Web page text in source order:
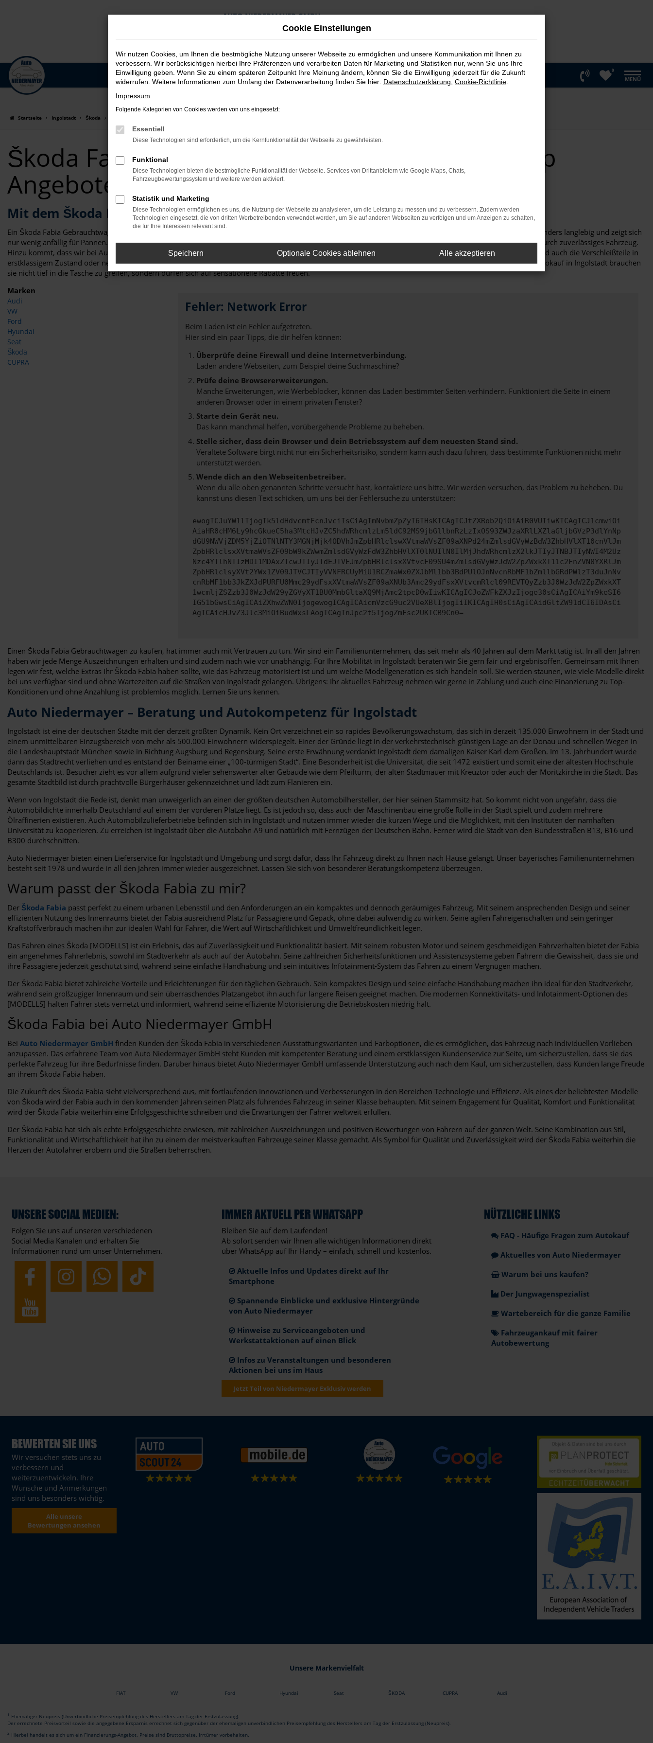
Zum
Hauptinhalt
springen
AUTO NIEDERMAYER GMBH
Preiswerte Angebote
0
MENÜ
Startseite Ingolstadt Škoda
Škoda Fabia für Ingolstadt Gebrauchtwagen Top
Angebote
Mit dem Škoda Fabia Gebrauchtwagen unterwegs in Ingolstadt
Ein Škoda Fabia Gebrauchtwagen ist gleich in mehrerlei Hinsicht die perfekte Wahl für Ingolstadt. An erster Stelle steht die Qualität: der Škoda Fabia gilt als besonders langlebig und zeigt sich
nur wenig anfällig für Pannen. Zu Reparaturen kommt es nur selten und so erwerben Sie mit einem Škoda Fabia Gebrauchtwagen für Ingolstadt ein durch und durch zuverlässiges Fahrzeug.
Hinzu kommt, dass wir bei Auto Niedermayer jedes gebrauchte Fahrzeug einer umfangreichen Kontrolle unterziehen. Nur, wenn wirklich jedes Details stimmt und auch die Verschleißteile in
erstklassigem Zustand oder neu sind, gelangt das Modell in den Verkauf. Ein weiteres Argument für den Škoda Fabia Gebrauchtwagen ist der Preis. Für Ihren Autokauf in Ingolstadt brauchen
sie nicht tief in die Tasche zu greifen, sondern dürfen sich auf sensationelle Rabatte freuen.
Marken
Audi
VW
Ford
Hyundai
Seat
Škoda
CUPRA
Fehler: Network Error
Beim Laden ist ein Fehler aufgetreten.
Hier sind ein paar Tipps, die dir helfen können:
Überprüfe deine Firewall und deine Internetverbindung.
Laden andere Webseiten, zum Beispiel deine Suchmaschine?
Prüfe deine Browsererweiterungen.
Manche Erweiterungen, wie Werbeblocker, können das Laden bestimmter Seiten verhindern. Funktioniert die Seite in einem
anderen Browser oder in einem privaten Fenster?
Starte dein Gerät neu.
Das kann manchmal helfen, vorübergehende Probleme zu beheben.
Stelle sicher, dass dein Browser und dein Betriebssystem auf dem neuesten Stand sind.
Veraltete Software birgt nicht nur ein Sicherheitsrisiko, sondern kann auch dazu führen, dass bestimmte Funktionen nicht mehr
unterstützt werden.
Wende dich an den Webseitenbetreiber.
Wenn du alle oben genannten Schritte versucht hast, kontaktiere uns bitte. Wir werden versuchen, das Problem zu beheben. Du
kannst uns diesen Text schicken, um uns bei der Fehlersuche zu unterstützen:
ewogICJuYW1lIjogIk5ldHdvcmtFcnJvciIsCiAgImNvbmZpZyI6IHsKICAgICJtZXRob2QiOiAiR0VUIiwKICAgICJ1cmwiOi
AiaHR0cHM6Ly9hcGkueC5ha3MtcHJvZC5hdWRhcmlzLm5ldC92MS9jbGllbnRzLzIxOS93ZWJzaXRlLXZlaGljbGVzP3dlYnNp
dGU9NWVjZDM5YjZiOTNlNTY3MGNjMjk4ODVhJmZpbHRlclswXVtmaWVsZF09aXNPd24mZmlsdGVyWzBdW3ZhbHVlXT10cnVlJm
ZpbHRlclsxXVtmaWVsZF09bW9kZWwmZmlsdGVyWzFdW3ZhbHVlXT0lNUIlN0IlMjJhdWRhcmlzX2lkJTIyJTNBJTIyNWI4M2Uz
Nzc4YTlhNTIzMDI1MDAxZTcwJTIyJTdEJTVEJmZpbHRlclsxXVtvcF09SU4mZmlsdGVyWzJdW2ZpZWxkXT11c2FnZVN0YXRlJm
ZpbHRlclsyXVt2YWx1ZV09JTVCJTIyVVNFRCUyMiU1RCZmaWx0ZXJbMl1bb3BdPUlOJnNvcnRbMF1bZmllbGRdPWlzT3duJnNv
cnRbMF1bb3JkZXJdPURFU0Mmc29ydFsxXVtmaWVsZF09aXNUb3Amc29ydFsxXVtvcmRlcl09REVTQyZzb3J0WzJdW2ZpZWxkXT
1wcmljZSZzb3J0WzJdW29yZGVyXT1BU0MmbGltaXQ9MjAmc2tpcD0wIiwKICAgICJoZWFkZXJzIjoge30sCiAgICAiYm9keSI6
IG51bGwsCiAgICAiZXhwZWN0IjogewogICAgICAicmVzcG9uc2VUeXBlIjogIiIKICAgIH0sCiAgICAidGltZW91dCI6IDAsCi
AgICAicHJvZ3Jlc3MiOiBudWxsLAogICAgInJpc2t5IjogZmFsc2UKICB9Cn0=
Einen Škoda Fabia Gebrauchtwagen zu kaufen, hat immer auch mit Vertrauen zu tun. Wir sind ein Familienunternehmen, das seit mehr als 40 Jahren auf dem Markt tätig ist. In all den Jahren
haben wir jede Menge Auszeichnungen erhalten und sind zudem nach wie vor unabhängig. Für Ihre Mobilität in Ingolstadt beraten wir Sie gern fair und ergebnisoffen. Gemeinsam mit Ihnen
legen wir fest, welche Extras Ihr Škoda Fabia haben sollte, wie das Fahrzeug motorisiert ist und um welche Modellgeneration es sich handeln soll. Sie werden staunen, wie viele Modelle direkt
bei uns verfügbar sind und ohne Wartezeiten auf die Straßen von Ingolstadt gelangen. Übrigens: Ihr aktuelles Fahrzeug nehmen wir gerne in Zahlung und auch eine Finanzierung zu Top-
Konditionen und ohne Anzahlung ist problemlos möglich. Lernen Sie uns kennen.
Auto Niedermayer – Beratung und Autokompetenz für Ingolstadt
Ingolstadt ist eine der deutschen Städte mit der derzeit größten Dynamik. Kein Ort verzeichnet ein so rapides Bevölkerungswachstum, das sich in derzeit 135.000 Einwohnern in der Stadt und
einem unmittelbaren Einzugsbereich von mehr als 500.000 Einwohnern widerspiegelt. Einer der Gründe liegt in der verkehrstechnisch günstigen Lage an der Donau und schnellen Wegen in
die Landeshauptstadt München sowie in Richtung Augsburg und Regensburg. Seine erste Erwähnung verdankt Ingolstadt dem damaligen Kaiser Karl dem Großen. Im 13. Jahrhundert wurde
dann das Stadtrecht verliehen und es entstand der Beiname einer „100-türmigen Stadt“. Eine Besonderheit ist die Universität, die seit 1472 existiert und somit eine der ältesten Hochschule
Deutschlands ist. Besucher zieht es vor allem aufgrund vieler sehenswerter alter Gebäude wie dem Pfeifturm, der alten Stadtmauer mit Kreuztor oder auch der Moritzkirche in die Stadt. Das
gesamte Stadtbild ist durch prachtvolle Bürgerhäuser gekennzeichnet und lädt zum Flanieren ein.
Wenn von Ingolstadt die Rede ist, denkt man unweigerlich an einen der größten deutschen Automobilhersteller, der hier seinen Stammsitz hat. So kommt nicht von ungefähr, dass die
Automobildichte innerhalb Deutschland auf einem der vorderen Plätze liegt. Es ist jedoch so, dass auch der Maschinenbau eine große Rolle in der Stadt spielt und zudem mehrere
Ölraffinerien existieren. Auch Automobilzulieferbetriebe befinden sich in Ingolstadt und nutzen immer wieder die kurzen Wege und die Möglichkeit, mit den Instituten der namhaften
Universität zu kooperieren. Zu erreichen ist Ingolstadt über die Autobahn A9 und natürlich mit Fernzügen der Deutschen Bahn. Ferner wird die Stadt von den Bundesstraßen B13, B16 und
B300 durchschnitten.
Auto Niedermayer bieten einen Lieferservice für Ingolstadt und Umgebung und sorgt dafür, dass Ihr Fahrzeug direkt zu Ihnen nach Hause gelangt. Unser bayerisches Familienunternehmen
besteht seit 1978 und wurde in all den Jahren immer wieder ausgezeichnet. Lassen Sie sich von besonderer Beratungskompetenz überzeugen.
Warum passt der Škoda Fabia zu mir?
Der Škoda Fabia passt perfekt zu einem urbanen Lebensstil und den Anforderungen an ein kompaktes und dennoch geräumiges Fahrzeug. Mit seinem ansprechenden Design und seiner
effizienten Nutzung des Innenraums bietet der Fabia ausreichend Platz für Passagiere und Gepäck, ohne dabei aufwendig zu wirken. Seine agilen Fahreigenschaften und sein geringer
Kraftstoffverbrauch machen ihn zur idealen Wahl für Fahrer, die Wert auf Wirtschaftlichkeit und Umweltfreundlichkeit legen.
Das Fahren eines Škoda [MODELLS] ist ein Erlebnis, das auf Zuverlässigkeit und Funktionalität basiert. Mit seinem robusten Motor und seinem geschmeidigen Fahrverhalten bietet der Fabia
ein angenehmes Fahrerlebnis, sowohl im Stadtverkehr als auch auf der Autobahn. Seine zahlreichen Sicherheitsfunktionen und Assistenzsysteme geben Fahrern die Gewissheit, dass sie und
ihre Passagiere jederzeit geschützt sind, während seine einfache Handhabung und sein intuitives Infotainment-System das Fahren zu einem Vergnügen machen.
Der Škoda Fabia bietet zahlreiche Vorteile und Erleichterungen für den täglichen Gebrauch. Sein kompaktes Design und seine einfache Handhabung machen ihn ideal für den Stadtverkehr,
während sein großzügiger Innenraum und sein überraschendes Platzangebot ihn auch für längere Reisen geeignet machen. Die modernen Konnektivitäts- und Infotainment-Optionen des
[MODELLS] halten Fahrer stets vernetzt und informiert, während seine effiziente Motorisierung die Betriebskosten niedrig hält.
Škoda Fabia bei Auto Niedermayer GmbH
Bei Auto Niedermayer GmbH finden Kunden den Škoda Fabia in verschiedenen Ausstattungsvarianten und Farboptionen, die es ermöglichen, das Fahrzeug nach individuellen Vorlieben
anzupassen. Das erfahrene Team von Auto Niedermayer GmbH steht Kunden mit kompetenter Beratung und einem erstklassigen Kundenservice zur Seite, um sicherzustellen, dass sie das
perfekte Fahrzeug für ihre Bedürfnisse finden. Darüber hinaus bietet Auto Niedermayer GmbH umfassende Unterstützung auch nach dem Kauf, um sicherzustellen, dass Kunden lange Freude
an ihrem Škoda Fabia haben.
Die Zukunft des Škoda Fabia sieht vielversprechend aus, mit fortlaufenden Innovationen und Verbesserungen in den Bereichen Technologie und Effizienz. Als eines der beliebtesten Modelle
von Škoda wird der Fabia auch in den kommenden Jahren seinen Platz als führendes Fahrzeug in seiner Klasse behaupten. Mit seinem Engagement für Qualität, Komfort und Funktionalität
wird der Škoda Fabia weiterhin eine Erfolgsgeschichte schreiben und die Erwartungen der Fahrer weltweit erfüllen.
Der Škoda Fabia hat sich als echte Erfolgsgeschichte erwiesen, mit zahlreichen Auszeichnungen und positiven Bewertungen von Fahrern auf der ganzen Welt. Seine Kombination aus Stil,
Funktionalität und Wirtschaftlichkeit hat ihn zu einem der meistverkauften Fahrzeuge seiner Klasse gemacht. Als Symbol für Qualität und Zuverlässigkeit wird der Škoda Fabia weiterhin die
Herzen der Autofahrer erobern und die Straßen beherrschen.
UNSERE SOCIAL MEDIEN:
Folgen Sie uns auf unseren verschiedenen
Social Media Kanälen und erhalten Sie
Informationen rund um unser Unternehmen.
IMMER AKTUELL PER WHATSAPP
Bleiben Sie auf dem Laufenden!
Ab sofort senden wir Ihnen alle wichtigen Informationen direkt
über WhatsApp auf Ihr Handy – einfach, schnell und kostenlos.
Aktuelle Infos und Updates direkt auf Ihr
Smartphone
Spannende Einblicke und exklusive Hintergründe
von Auto Niedermayer
Hinweise zu Serviceangeboten und
Werkstattaktionen auf einen Blick
Infos zu Veranstaltungen und besonderen
Aktionen bei uns im Haus
Jetzt Teil von Niedermayer Exklusiv werden
NÜTZLICHE LINKS
FAQ - Häufige Fragen zum Autokauf
Aktuelles von Auto Niedermayer
Warum bei uns kaufen?
Der Jungwagenspezialist
Wartebereich für die ganze Familie
Fahrzeugankauf mit fairer
Autobewertung
BEWERTEN SIE UNS
Wir versuchen stets uns zu
verbessern und
weiterzuentwickeln. Ihre
Wünsche und Anmerkungen
sind uns besonders wichtig.
Alle unsere
Bewertungen ansehen
Unsere Markenvielfalt
FIAT VW Ford Hyundai Seat ŠKODA CUPRA Audi
1 Ehemaliger Neupreis (Unverbindliche Preisempfehlung des Herstellers am Tag der Erstzulassung).
Der errechnete Preisvorteil sowie die angegebene Ersparnis errechnet sich gegenüber der ehemaligen unverbindlichen Preisempfehlung des Herstellers am Tag der Erstzulassung (Neupreis).
2 Hierbei handelt es sich um ein Finanzierungs-Angebot. Preise sind Bruttopreise. Irrtümer vorbehalten.
Cookie Einstellungen
Wir nutzen Cookies, um Ihnen die bestmögliche Nutzung unserer Webseite zu ermöglichen und unsere Kommunikation mit Ihnen zu
verbessern. Wir berücksichtigen hierbei Ihre Präferenzen und verarbeiten Daten für Marketing und Statistiken nur, wenn Sie uns Ihre
Einwilligung geben. Wenn Sie zu einem späteren Zeitpunkt Ihre Meinung ändern, können Sie die Einwilligung jederzeit für die Zukunft
widerrufen. Weitere Informationen zum Umfang der Datenverarbeitung finden Sie hier: Datenschutzerklärung Cookie-Richtlinie
Impressum
Folgende Kategorien von Cookies werden von uns eingesetzt:
Essentiell
Diese Technologien sind erforderlich, um die Kernfunktionalität der Webseite zu gewährleisten.
Funktional
Diese Technologien bieten die bestmögliche Funktionalität der Webseite. Services von Drittanbietern wie Google Maps, Chats,
Fahrzeugbewertungssystem und weitere werden aktiviert.
Statistik und Marketing
Diese Technologien ermöglichen es uns, die Nutzung der Webseite zu analysieren, um die Leistung zu messen und zu verbessern. Zudem werden
Technologien eingesetzt, die von dritten Werbetreibenden verwendet werden, um Sie auf anderen Webseiten zu verfolgen und um Anzeigen zu schalten,
die für Ihre Interessen relevant sind.
Speichern Optionale Cookies ablehnen Alle akzeptieren